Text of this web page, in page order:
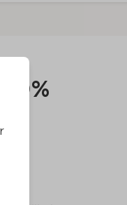
Wijnshop